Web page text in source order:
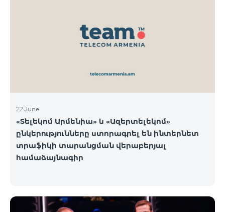
22 June
«Տելեկոմ Արմենիա» և «Ազերտելեկոմ»
ընկերությունները ստորագրել են ինտերնետ
տրաֆիկի տարանցման վերաբերյալ
համաձայնագիր